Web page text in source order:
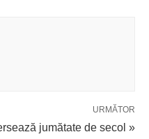
URMĂTOR
jumătate de secol »